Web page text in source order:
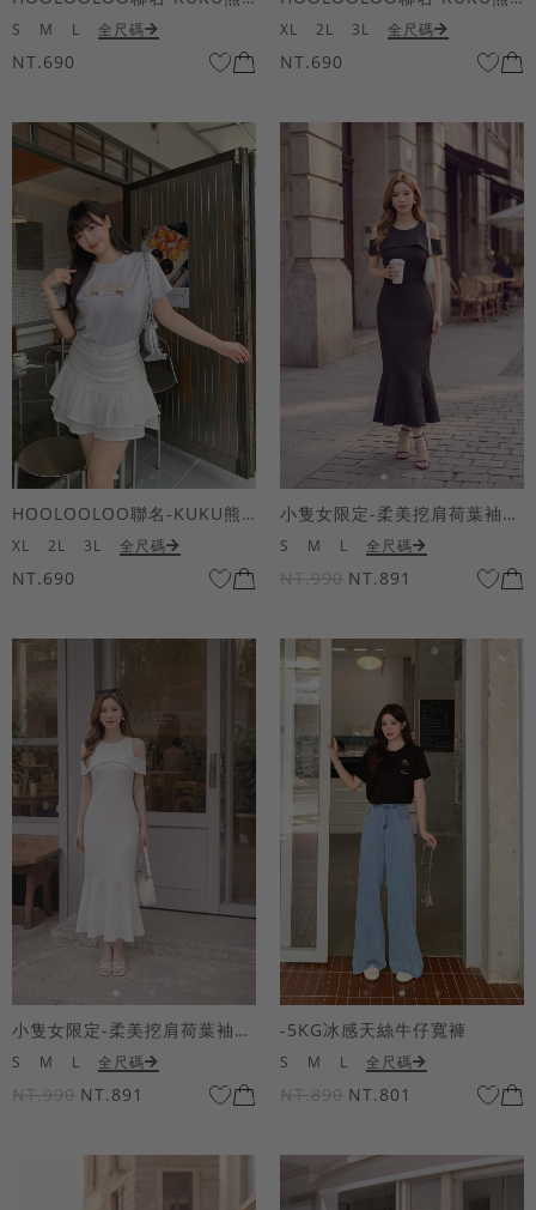
S M L 全尺碼
NT.690
XL 2L 3L 全尺碼
NT.690
HOOLOOLOO聯名-KUKU熊蝴蝶結短袖上衣
XL 2L 3L 全尺碼
NT.690
小隻女限定-柔美挖肩荷葉袖魚尾長洋裝
S M L 全尺碼
NT.990 NT.891
小隻女限定-柔美挖肩荷葉袖魚尾長洋裝
S M L 全尺碼
NT.990 NT.891
-5KG冰感天絲牛仔寬褲
S M L 全尺碼
NT.890 NT.801